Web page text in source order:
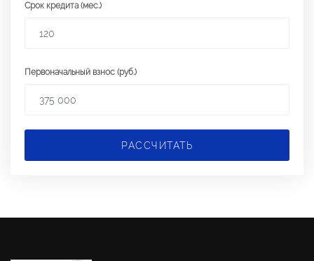
Срок кредита (мес.)
Первоначальный взнос (руб.)
РАССЧИТАТЬ